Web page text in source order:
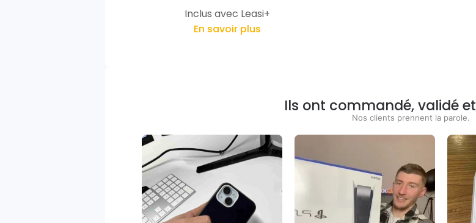
Inclus avec Leasi+
En savoir plus
Ils ont commandé, validé et
Nos clients prennent la parole.